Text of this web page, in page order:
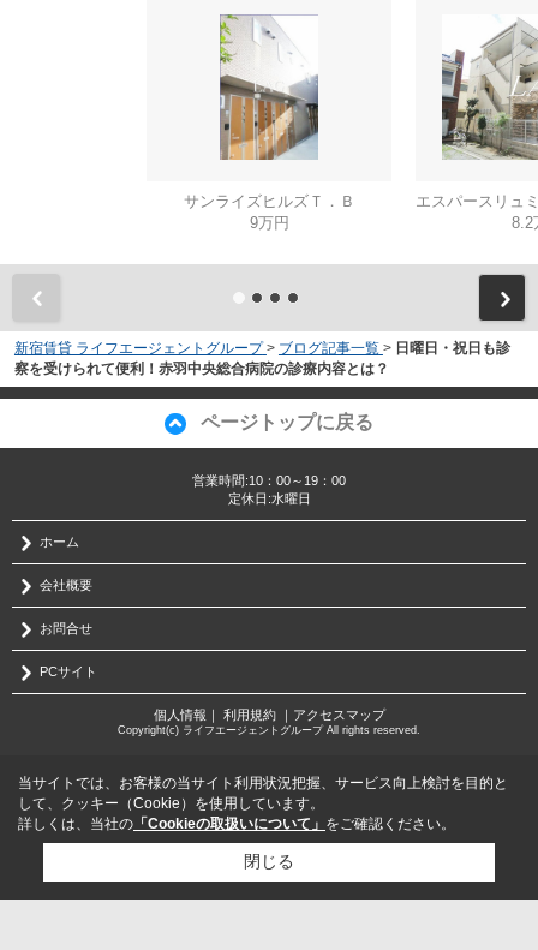
サンライズヒルズＴ．Ｂ
9万円
8.2
新宿賃貸 ライフエージェントグループ > ブログ記事一覧 > 日曜日・祝日も診
察を受けられて便利！赤羽中央総合病院の診療内容とは？
ページトップに戻る
営業時間:10：00～19：00
定休日:水曜日
ホーム
会社概要
お問合せ
PCサイト
個人情報 ｜ 利用規約｜ アクセスマップ
Copyright(c) ライフエージェントグループ All rights reserved.
当サイトでは、お客様の当サイト利用状況把握、サービス向上検討を目的と
して、クッキー（Cookie）を使用しています。
詳しくは、当社の 「Cookieの取扱いについて」 をご確認ください。
閉じる